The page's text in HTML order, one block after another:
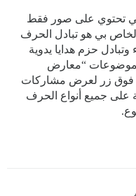
تحتوي على صور فقط
بي هو تبادل الحرف
حزم هدايا يدوية
“معارض
فوق زر لعرض مشاركات
جميع أنواع الحرف